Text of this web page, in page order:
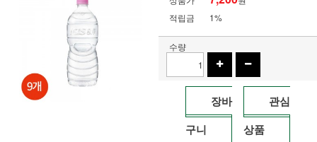
적립금
1%
수량
장바
구니
관심
상품